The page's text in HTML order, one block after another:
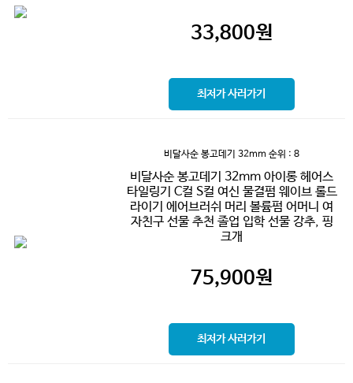
33,800원
최저가 사러가기
비달사순 봉고데기 32mm 순위 : 8
비달사순 봉고데기 32mm 아이롱 헤어스
타일링기 C컬 S컬 여신 물결펌 웨이브 롤드
라이기 에어브러쉬 머리 볼륨펌 어머니 여
자친구 선물 추천 졸업 입학 선물 강추, 핑
크개
75,900원
최저가 사러가기